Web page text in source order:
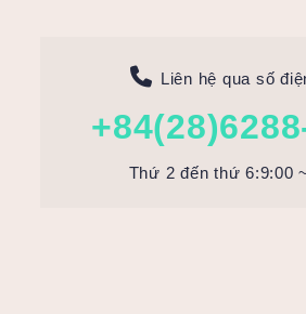
Liên hệ qua số
Thứ 2 đến thứ 6:9:00